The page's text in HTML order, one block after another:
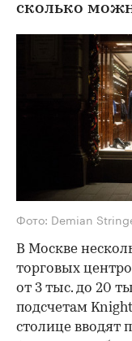
сколько
Фото: Demian
В Москве
торговых
от 3 тыс. до 20
подсчетам
столице вводят